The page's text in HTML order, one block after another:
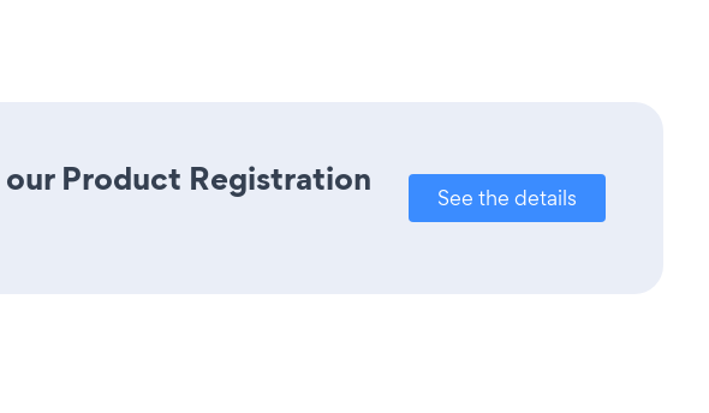
Product Registration
See the details